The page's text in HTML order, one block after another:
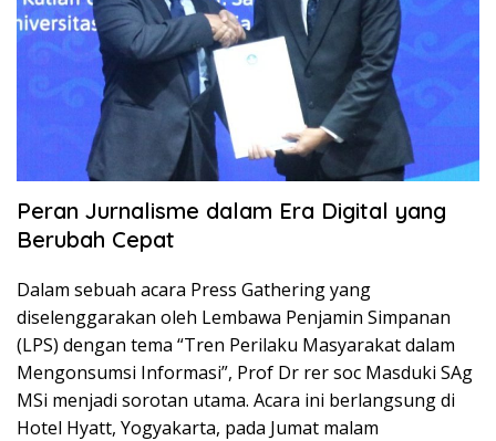
Peran Jurnalisme dalam Era Digital yang
Berubah Cepat
Dalam sebuah acara Press Gathering yang
diselenggarakan oleh Lembawa Penjamin Simpanan
(LPS) dengan tema “Tren Perilaku Masyarakat dalam
Mengonsumsi Informasi”, Prof Dr rer soc Masduki SAg
MSi menjadi sorotan utama. Acara ini berlangsung di
Hotel Hyatt, Yogyakarta, pada Jumat malam